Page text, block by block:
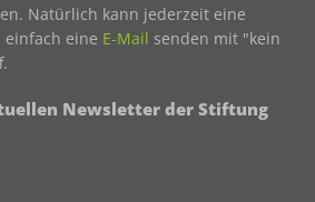
Natürlich kann jederzeit eine
eine E-Mail senden mit "kein
Newsletter der Stiftung